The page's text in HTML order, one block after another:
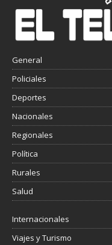
General
Policiales
Deportes
Nacionales
Regionales
Política
Rurales
Salud
Internacionales
Viajes y Turismo